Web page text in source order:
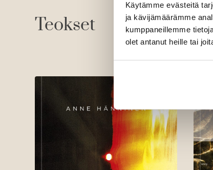
Käytämme evästeitä
ja kävijämäärämme
kumppaneillemme
olet antanut heille tai
Teokset